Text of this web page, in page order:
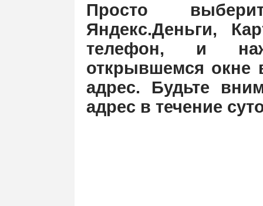
Просто
Яндекс.Деньги,
телефон, и
открывшемся окне
адрес. Будьте
адрес в течение